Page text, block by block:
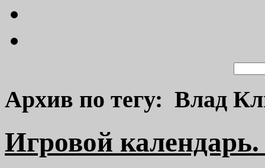
Архив по тегу: Влад
Игровой календарь.